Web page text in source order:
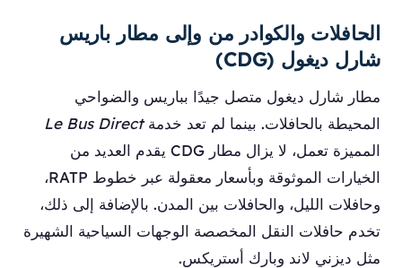
الحافلات والكوادر من وإلى مطار باريس
شارل ديغول (CDG)
مطار شارل ديغول متصل جيدًا بباريس والضواحي
المحيطة بالحافلات. بينما لم تعد خدمةLe Bus Direct
المميزة تعمل، لا يزال مطار CDG يقدم العديد من
الخيارات الموثوقة وبأسعار معقولة عبر خطوط RATP،
وحافلات الليل، والحافلات بين المدن. بالإضافة إلى ذلك،
تخدم حافلات النقل المخصصة الوجهات السياحية الشهيرة
مثل ديزني لاند وبارك أستريكس.